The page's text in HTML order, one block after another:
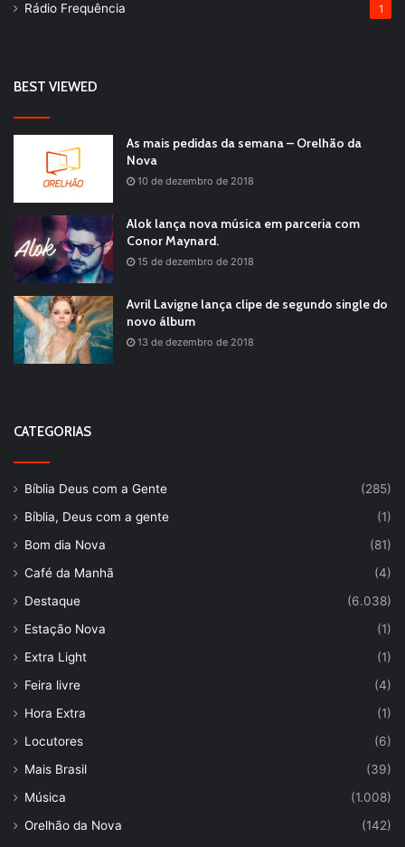
Rádio Frequência 1
BEST VIEWED
As mais pedidas da semana – Orelhão da
Nova
10 de dezembro de 2018
Alok lança nova música em parceria com
Conor Maynard.
15 de dezembro de 2018
Avril Lavigne lança clipe de segundo single do
novo álbum
13 de dezembro de 2018
CATEGORIAS
Bíblia Deus com a Gente
(285)
Bíblia, Deus com a gente
(1)
Bom dia Nova
(81)
Café da Manhã
(4)
Destaque
(6.038)
Estação Nova
(1)
Extra Light
(1)
Feira livre
(4)
Hora Extra
(1)
Locutores
(6)
Mais Brasil
(39)
Música
(1.008)
Orelhão da Nova
(142)